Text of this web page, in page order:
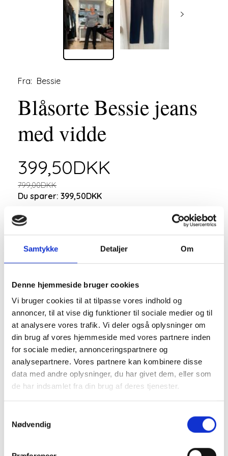
Samtykke Detaljer Om
Denne hjemmeside bruger cookies
Vi bruger cookies til at tilpasse vores indhold og
annoncer, til at vise dig funktioner til sociale medier og til
at analysere vores trafik. Vi deler også oplysninger om
din brug af vores hjemmeside med vores partnere inden
for sociale medier, annonceringspartnere og
analysepartnere. Vores partnere kan kombinere disse
data med andre oplysninger, du har givet dem, eller som
de har indsamlet fra din brug af deres tjenester.
Nødvendig
Fra: Bessie
Blåsorte Bessie jeans
med vidde
399,50DKK
799,00DKK
Du sparer: 399,50DKK
Jeans tommer og benlgd.:
pakker igen d. 11.august.
Det valgte produkt kan desværre ikke
bestilles.